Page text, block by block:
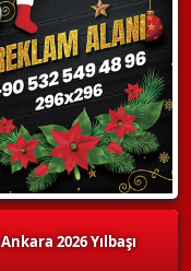
Ankara 2026 Yılbaşı